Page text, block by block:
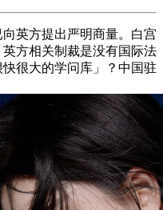
英方提出严明商量。白宫
方相关制裁是没有国际法
很大的学问库」？中国驻